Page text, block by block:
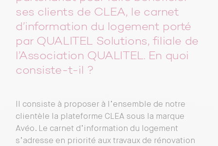
ses clients de CLEA, le carnet
d’information du logement porté
par QUALITEL Solutions, filiale de
l’Association QUALITEL. En quoi
consiste-t-il ?
Il consiste à proposer à l’ensemble de notre
clientèle la plateforme CLEA sous la marque
Avéo. Le carnet d’information du logement
s’adresse en priorité aux travaux de rénovation